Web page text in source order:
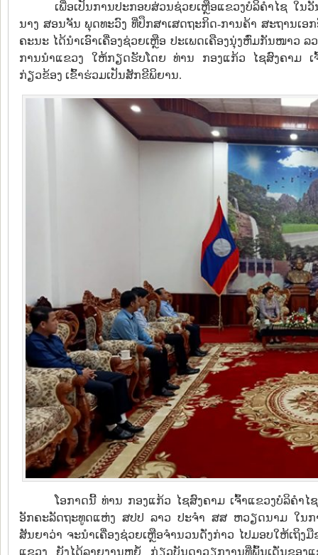
ເພື່ອເປັນການປະກອບສ່ວນຊ່ວຍເຫຼືອແຂວງບໍລິຄຳໄຊ ໃນ
ນາງ ສອນຈັນ ພຸດທະວົງ ທີ່ປຶກສາເສດຖະກິດ-ການຄ້າ ສະຖານເ
ຄະນະ ໄດ້ນໍາເອົາເຄື່ອງຊ່ວຍເຫຼືອ ປະເພດເຄືອງນຸ່ງຫົ່ມກັນໜາວ
ການນໍາແຂວງ ໃຫ້ກຽດຮັບໂດຍ ທ່ານ ກອງແກ້ວ ໄຊສົງຄາມ
ກ່ຽວຂ້ອງ ເຂົ້າຮ່ວມເປັນສັກຂີພິຍານ.
ໂອກາດນີ້ ທ່ານ ກອງແກ້ວ ໄຊສົງຄາມ ເຈົ້າແຂວງບໍລິຄໍາ
ອັກຄະລັດຖະທູດແຫ່ງ ສປປ ລາວ ປະຈຳ ສສ ຫວຽດນາມ ໃນ
ສັນຍາວ່າ ຈະນຳເຄື່ອງຊ່ວຍເຫຼືອຈໍານວນດັ່ງກ່າວ ໄປມອບໃຫ້ເຖິ
ແຂວງ ຍັງໄດ້ລາຍງານຫຍໍ້ ກ່ຽວບັນດາວຽກງານທີ່ພົ້ນເດັ່ນຂອງ